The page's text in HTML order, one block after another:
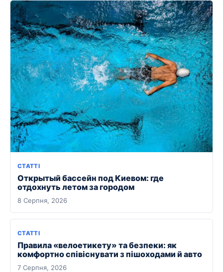
СТАТТІ
Открытый бассейн под Киевом: где
отдохнуть летом за городом
8 Серпня, 2026
СТАТТІ
Правила «велоетикету» та безпеки: як
комфортно співіснувати з пішоходами й авто
7 Серпня, 2026